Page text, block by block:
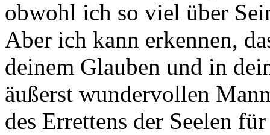
obwohl ich so viel über
Aber ich kann erkennen,
deinem Glauben und in
äußerst wundervollen
des Errettens der Seelen